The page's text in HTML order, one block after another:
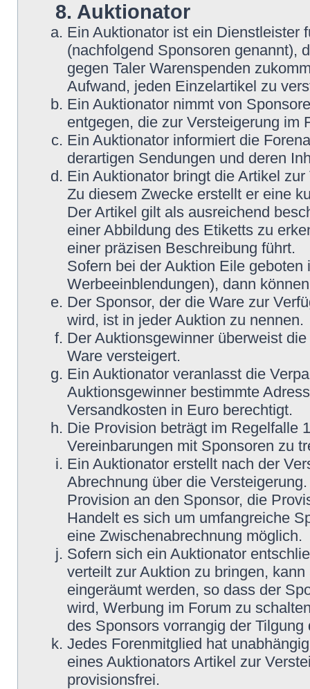
8. Auktionator
Ein Auktionator ist ein Dienstleister
(nachfolgend Sponsoren genannt),
gegen Taler Warenspenden
Aufwand, jeden Einzelartikel zu
Ein Auktionator nimmt von
entgegen, die zur Versteigerung im
Ein Auktionator informiert die
derartigen Sendungen und deren
Ein Auktionator bringt die Artikel
Zu diesem Zwecke erstellt er eine
Der Artikel gilt als ausreichend
einer Abbildung des Etiketts zu
einer präzisen Beschreibung führt.
Sofern bei der Auktion Eile
Werbeeinblendungen), dann
Der Sponsor, der die Ware zur
wird, ist in jeder Auktion zu nennen.
Der Auktionsgewinner überweist
Ware versteigert.
Ein Auktionator veranlasst die
Auktionsgewinner bestimmte
Versandkosten in Euro berechtigt.
Die Provision beträgt im Regelfalle
Vereinbarungen mit Sponsoren zu
Ein Auktionator erstellt nach der
Abrechnung über die
Provision an den Sponsor, die
Handelt es sich um umfangreiche
eine Zwischenabrechnung möglich.
Sofern sich ein Auktionator
verteilt zur Auktion zu bringen,
eingeräumt werden, so dass der
wird, Werbung im Forum zu
des Sponsors vorrangig der Tilgung
Jedes Forenmitglied hat
eines Auktionators Artikel zur
provisionsfrei.